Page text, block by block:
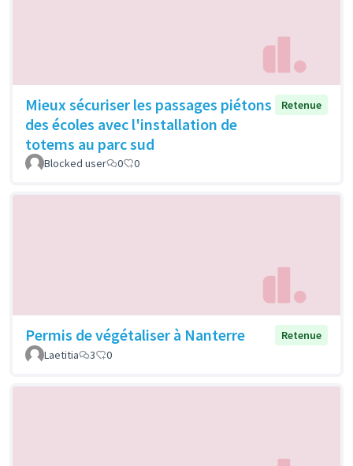
Mieux sécuriser les passages piétons
des écoles avec l'installation de
totems au parc sud
Retenue
Blocked user 0 0
Permis de végétaliser à Nanterre
Retenue
Laetitia
3 0